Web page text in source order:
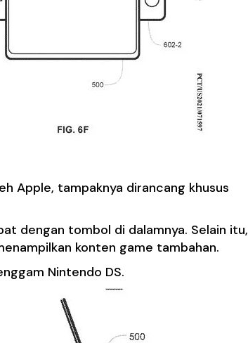
Apple, tampaknya dirancang khusus
dengan tombol di dalamnya. Selain itu,
konten game tambahan.
Nintendo DS.